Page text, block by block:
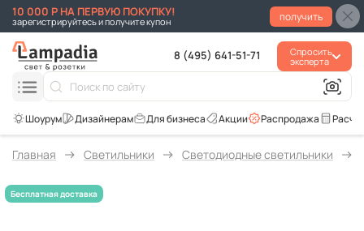
10 000 Р НА ПЕРВУЮ ПОКУПКУ!
зарегистрируйтесь и получите купон получить
8 (495) 641-51-71
Спросить
эксперта
Распродажа
Акции
Для бизнеса
Главная Светильники Светодиодные светильники